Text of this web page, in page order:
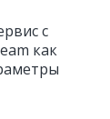
с
как